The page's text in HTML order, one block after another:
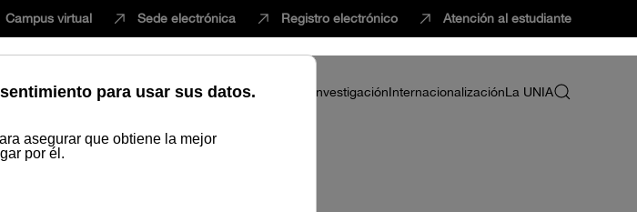
Campus virtual Sede electrónica Registro electrónico Atención al estudiante
EstudiarInnovaciónVida universitariaProfesorado InvestigaciónInternacionalizaciónLa UNIA
de eventos, protocolo y comunicación